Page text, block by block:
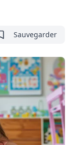
Sauvegarder